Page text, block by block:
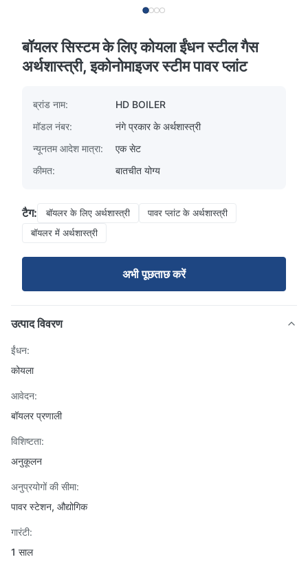
बॉयलर सिस्टम के लिए कोयला ईंधन स्टील गैस
अर्थशास्त्री, इकोनोमाइजर स्टीम पावर प्लांट
ब्रांड नाम:
HD BOILER
मॉडल नंबर:
नंगे प्रकार के अर्थशास्त्री
न्यूनतम आदेश मात्रा:
एक सेट
कीमत:
बातचीत योग्य
टैग: बॉयलर के लिए अर्थशास्त्री
पावर प्लांट के अर्थशास्त्री
बॉयलर में अर्थशास्त्री
अभी पूछताछ करें
उत्पाद विवरण
ईंधन:
कोयला
आवेदन:
बॉयलर प्रणाली
विशिष्टता:
अनुकूलन
अनुप्रयोगों की सीमा:
पावर स्टेशन, औद्योगिक
गारंटी:
1 साल